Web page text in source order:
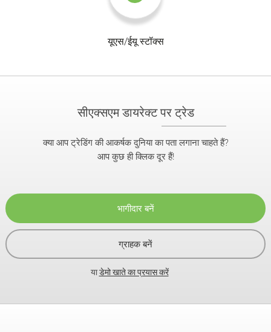
यूएस/ईयू स्टॉक्स
सीएक्सएम डायरेक्ट पर ट्रेड
क्या आप ट्रेडिंग की आकर्षक दुनिया का पता लगाना चाहते हैं?
आप कुछ ही क्लिक दूर हैं!
भागीदार बनें
ग्राहक बनें
याडेमो खाते का प्रयास करें